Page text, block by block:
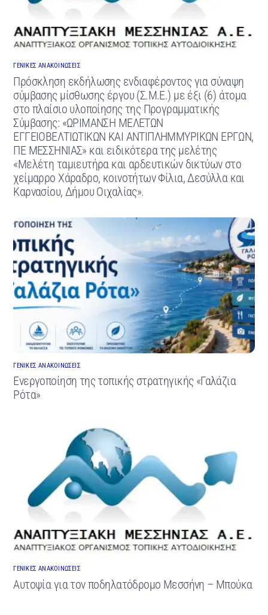
ΓΕΝΙΚΕΣ ΑΝΑΚΟΙΝΩΣΕΙΣ
Πρόσκληση εκδήλωσης ενδιαφέροντος για σύναψη
σύμβασης μίσθωσης έργου (Σ.Μ.Ε.) με έξι (6) άτομα
στο πλαίσιο υλοποίησης της Προγραμματικής
Σύμβασης: «ΩΡΙΜΑΝΣΗ ΜΕΛΕΤΩΝ
ΕΓΓΕΙΟΒΕΛΤΙΩΤΙΚΩΝ ΚΑΙ ΑΝΤΙΠΛΗΜΜΥΡΙΚΩΝ ΕΡΓΩΝ,
ΠΕ ΜΕΣΣΗΝΙΑΣ» και ειδικότερα της μελέτης
«Μελέτη ταμιευτήρα και αρδευτικών δικτύων στο
χείμαρρο Χάραδρο, κοινοτήτων Φίλια, Δεσύλλα και
Καρνασίου, Δήμου Οιχαλίας».
ΓΕΝΙΚΕΣ ΑΝΑΚΟΙΝΩΣΕΙΣ
Ενεργοποίηση της τοπικής στρατηγικής «Γαλάζια
Ρότα»
ΓΕΝΙΚΕΣ ΑΝΑΚΟΙΝΩΣΕΙΣ
Αυτοψία για τον ποδηλατόδρομο Μεσσήνη – Μπούκα